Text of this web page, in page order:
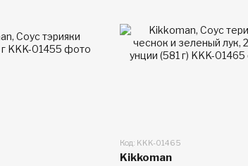
Код: KKK-01465
Kikkoman